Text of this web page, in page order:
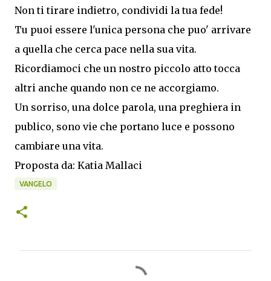
Non ti tirare indietro, condividi la tua fede!
Tu puoi essere l'unica persona che puo' arrivare
a quella che cerca pace nella sua vita.
Ricordiamoci che un nostro piccolo atto tocca
altri anche quando non ce ne accorgiamo.
Un sorriso, una dolce parola, una preghiera in
publico, sono vie che portano luce e possono
cambiare una vita.
Proposta da: Katia Mallaci
VANGELO